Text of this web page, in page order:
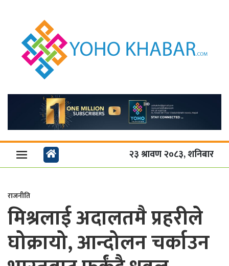
२३ श्रावण २०८३, शनिबार
राजनीति
मिश्रलाई अदालतमै प्रहरीले
घोक्रायो, आन्दोलन चर्काउन